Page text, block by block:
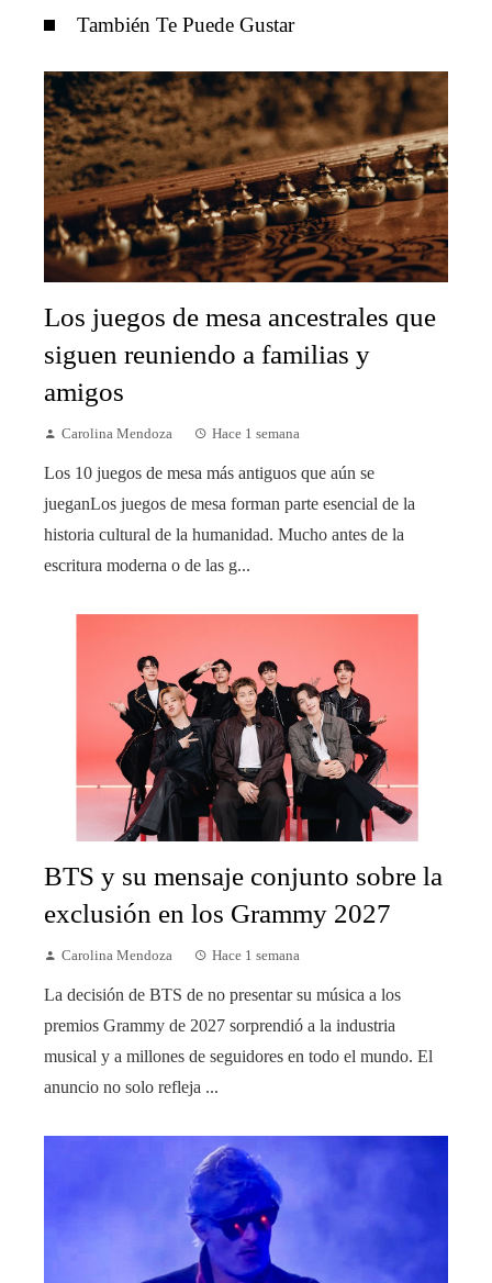
También Te Puede Gustar
Los juegos de mesa ancestrales que
siguen reuniendo a familias y
amigos
Carolina Mendoza Hace 1 semana
Los 10 juegos de mesa más antiguos que aún se
jueganLos juegos de mesa forman parte esencial de la
historia cultural de la humanidad. Mucho antes de la
escritura moderna o de las g...
BTS y su mensaje conjunto sobre la
exclusión en los Grammy 2027
Carolina Mendoza Hace 1 semana
La decisión de BTS de no presentar su música a los
premios Grammy de 2027 sorprendió a la industria
musical y a millones de seguidores en todo el mundo. El
anuncio no solo refleja ...